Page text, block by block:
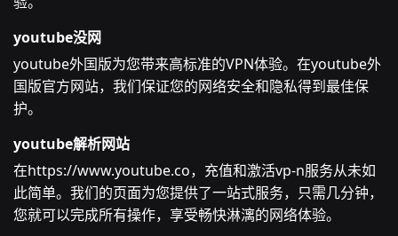
youtube没网
youtube外国版为您带来高标准的VPN体验。在youtube外
国版官方网站，我们保证您的网络安全和隐私得到最佳保
护。
youtube解析网站
在https://www.youtube.co，充值和激活vp-n服务从未如
此简单。我们的页面为您提供了一站式服务，只需几分钟，
您就可以完成所有操作，享受畅快淋漓的网络体验。